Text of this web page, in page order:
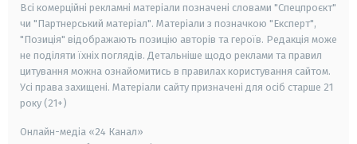
Всі комерційні рекламні матеріали позначені словами "Спецпроєкт"
чи "Партнерський матеріал". Матеріали з позначкою "Експерт",
"Позиція" відображають позицію авторів та героїв. Редакція може
не поділяти їхніх поглядів. Детальніше щодо реклами та правил
цитування можна ознайомитись в правилах користування сайтом.
Усі права захищені. Матеріали сайту призначені для осіб старше 21
року (21+)
Онлайн-медіа «24 Канал»